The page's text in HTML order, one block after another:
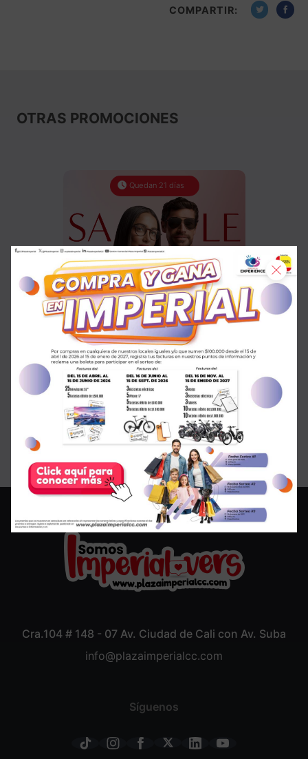
COMPARTIR:
OTRAS PROMOCIONES
Quedan 21 días
¡SALE en GMO!
Cra.104 # 148 - 07 Av. Ciudad de Cali con Av. Suba
info@plazaimperialcc.com
Síguenos